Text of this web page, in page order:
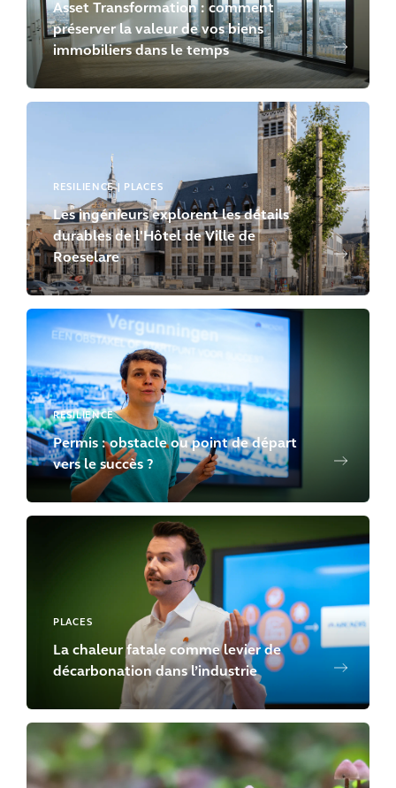
Asset Transformation : comment
préserver la valeur de vos biens
immobiliers dans le temps
RESILIENCE | PLACES
Les ingénieurs explorent les détails
durables de l'Hôtel de Ville de
Roeselare
RESILIENCE
Permis : obstacle ou point de départ
vers le succès ?
PLACES
La chaleur fatale comme levier de
décarbonation dans l’industrie